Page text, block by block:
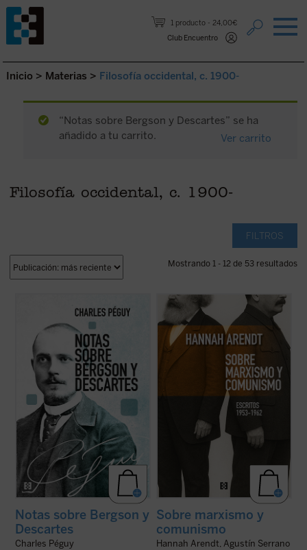
1 producto
24,00€
Club Encuentro
Saltar al contenido.
Inicio > Materias > Filosofía occidental, c. 1900-
“Notas sobre Bergson y Descartes” se ha
añadido a tu carrito.
Ver carrito
Filosofía occidental, c. 1900-
FILTROS
Mostrando 1 - 12 de 53 resultados
Charles Péguy antes de su muerte trágica
en el frente de la Primera Guerra Mundial:
Nota sobre Henri Bergson y la filosofía
bergsoniana
Nota conjunta sobre
Descartes y la filosofía ...(ver ficha)
Notas sobre Bergson y
Descartes
Charles Péguy
Este libro no solo recupera una faceta
menos conocida —pero crucial— de una de
las mentes más incisivas del siglo XX, sino
que también ofrece herramientas
esenciales para pensar nuestro presente.
Porque, como muestra Arendt, entender ...
(ver ficha)
Sobre marxismo y
comunismo
Hannah Arendt, Agustín Serrano